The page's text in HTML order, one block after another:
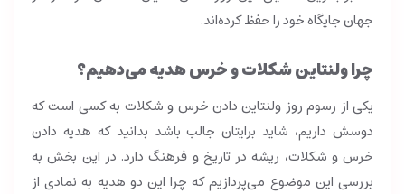
جهان جایگاه خود را حفظ کرده‌اند.
چرا ولنتاین شکلات و خرس هدیه می‌دهیم؟
یکی از رسوم روز ولنتاین دادن خرس و شکلات به کسی است که
دوسش داریم، شاید برایتان جالب باشد بدانید که هدیه دادن
خرس و شکلات، ریشه در تاریخ و فرهنگ دارد. در این بخش به
بررسی این موضوع می‌پردازیم که چرا این دو هدیه به نمادی از